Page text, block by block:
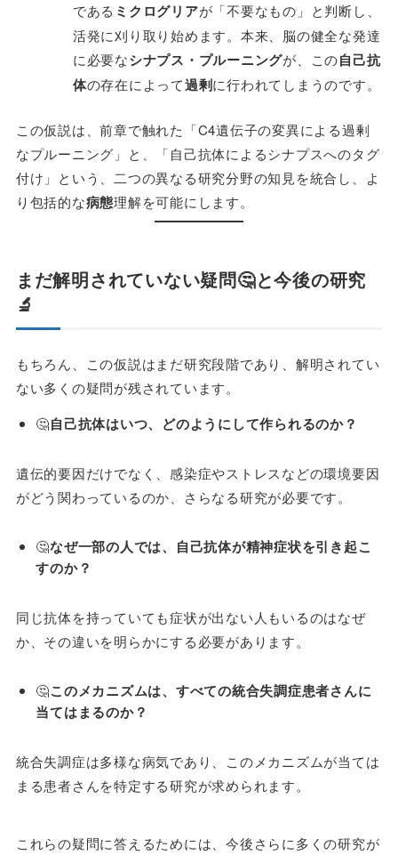
である ミクログリアが「不要なもの」と判断し、
活発に刈り取り始めます。本来、脳の健全な発達
に必要なシナプス・プルーニングが、この自己抗
体の存在によって過剰に行われてしまうのです。
この仮説は、前章で触れた「C4遺伝子の変異による過剰
なプルーニング」と、「自己抗体によるシナプスへのタグ
付け」という、二つの異なる研究分野の知見を統合し、よ
り包括的な病態理解を可能にします。
まだ解明されていない疑問🤔と今後の研究
🔬
もちろん、この仮説はまだ研究段階であり、解明されてい
ない多くの疑問が残されています。
🤔自己抗体はいつ、どのようにして作られるのか？
遺伝的要因だけでなく、感染症やストレスなどの環境要因
がどう関わっているのか、さらなる研究が必要です。
🤔なぜ一部の人では、自己抗体が精神症状を引き起こ
すのか？
同じ抗体を持っていても症状が出ない人もいるのはなぜ
か、その違いを明らかにする必要があります。
🤔このメカニズムは、すべての統合失調症患者さんに
当てはまるのか？
統合失調症は多様な病気であり、このメカニズムが当ては
まる患者さんを特定する研究が求められます。
これらの疑問に答えるためには、今後さらに多くの研究が